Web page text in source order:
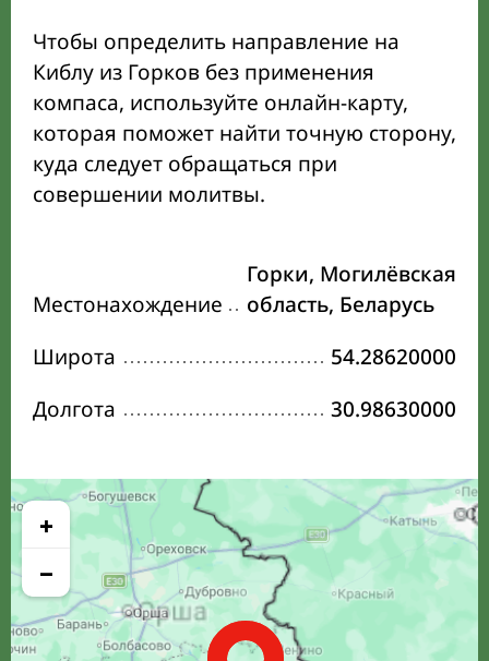
Чтобы определить направление на
Киблу из Горков без применения
компаса, используйте онлайн-карту,
которая поможет найти точную сторону,
куда следует обращаться при
совершении молитвы.
Местонахождение
Горки, Могилёвская
область, Беларусь
Широта
54.28620000
Долгота
30.98630000
+
−